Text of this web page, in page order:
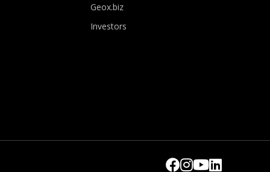
Geox.biz
Investors